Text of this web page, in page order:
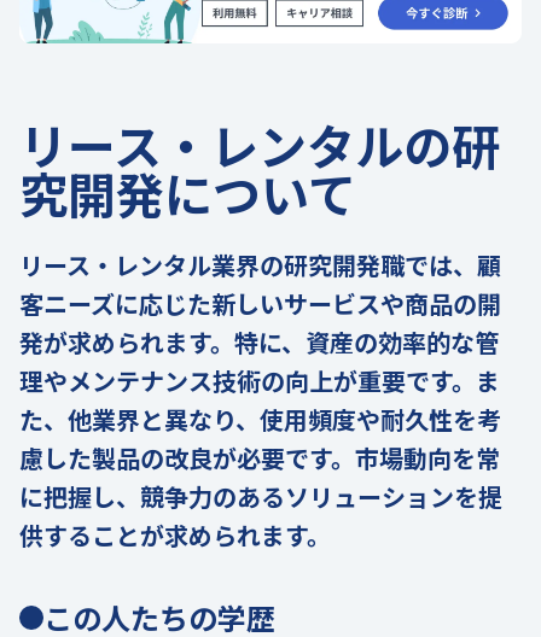
リース・レンタルの研
究開発について
リース・レンタル業界の研究開発職では、顧
客ニーズに応じた新しいサービスや商品の開
発が求められます。特に、資産の効率的な管
理やメンテナンス技術の向上が重要です。ま
た、他業界と異なり、使用頻度や耐久性を考
慮した製品の改良が必要です。市場動向を常
に把握し、競争力のあるソリューションを提
供することが求められます。
この人たちの学歴